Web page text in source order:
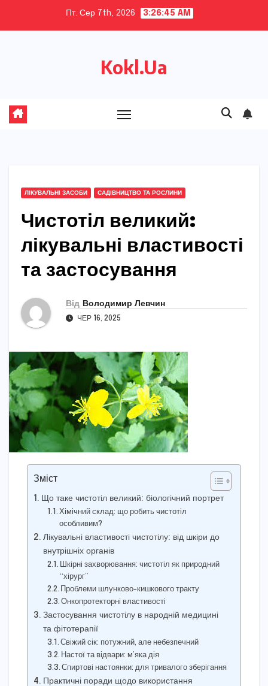
Пт. Сер 7th, 2026 3:26:46 AM
Kokl.Ua
ЛІКУВАЛЬНІ ЗАСОБИ САДІВНИЦТВО ТА РОСЛИНИ
Чистотіл великий:
лікувальні властивості
та застосування
Від Володимир Левчин
ЧЕР 16, 2025
Зміст
Що таке чистотіл великий: біологічний портрет
Хімічний склад: що робить чистотіл
особливим?
Лікувальні властивості чистотілу: від шкіри до
внутрішніх органів
Шкірні захворювання: чистотіл як природний
“хірург”
Проблеми шлунково-кишкового тракту
Онкопротекторні властивості
Застосування чистотілу в народній медицині
та фітотерапії
Свіжий сік: потужний, але небезпечний
Настої та відвари: м’яка дія
Спиртові настоянки: для тривалого зберігання
Практичні поради щодо використання